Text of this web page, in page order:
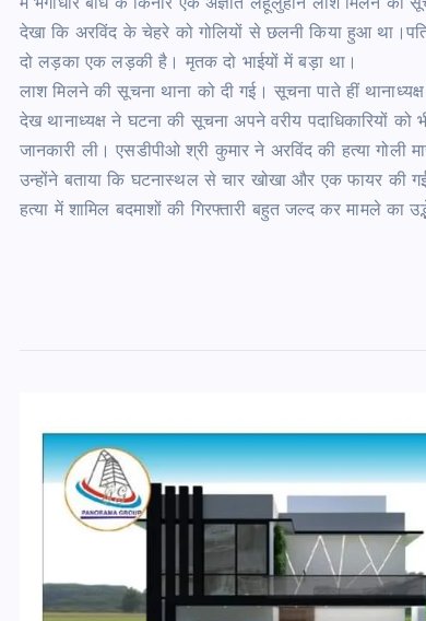
में भेंगाधार बांध के किनारे एक अज्ञात लहूलुहान लाश मिलने
देखा कि अरविंद के चेहरे को गोलियों से छलनी किया हुआ
दो लड़का एक लड़की है। मृतक दो भाईयों में बड़ा था।
लाश मिलने की सूचना थाना को दी गई। सूचना पाते हीं
देख थानाध्यक्ष ने घटना की सूचना अपने वरीय पदाधिकारियों
जानकारी ली। एसडीपीओ श्री कुमार ने अरविंद की हत्या गोली
उन्होंने बताया कि घटनास्थल से चार खोखा और एक फायर की गई
हत्या में शामिल बदमाशों की गिरफ्तारी बहुत जल्द कर मामले का